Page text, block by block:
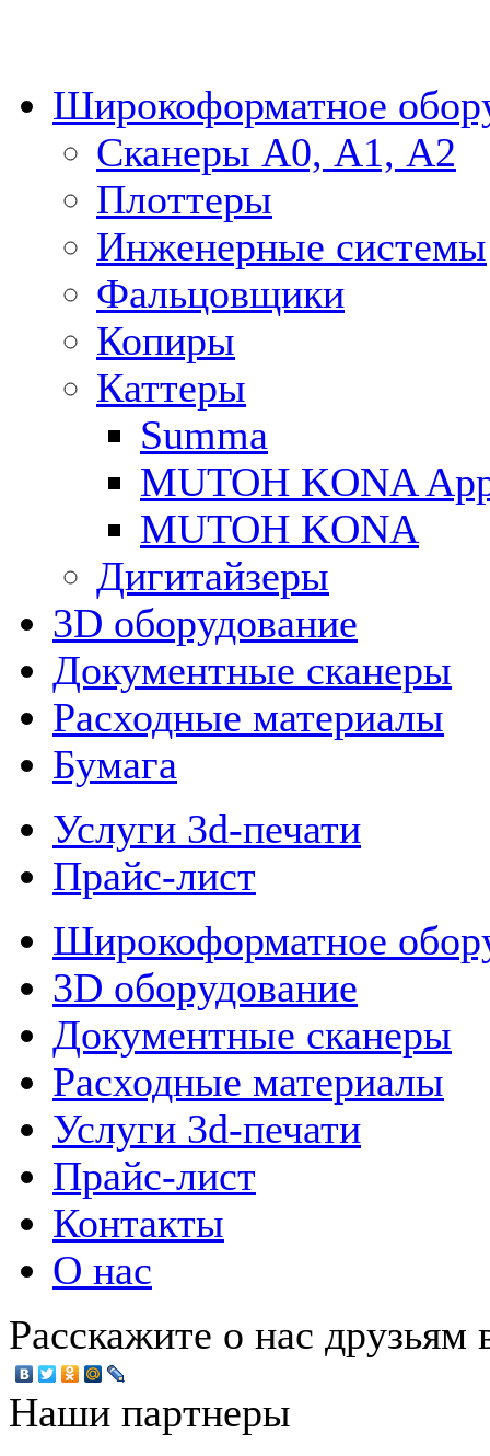
Широкоформатное
Сканеры А0, А1, А2
Плоттеры
Инженерные системы
Фальцовщики
Копиры
Каттеры
Summa
MUTOH KONA
MUTOH KONA
Дигитайзеры
3D оборудование
Документные сканеры
Расходные материалы
Бумага
Услуги 3d-печати
Прайс-лист
Широкоформатное
3D оборудование
Документные сканеры
Расходные материалы
Услуги 3d-печати
Прайс-лист
Контакты
О нас
Расскажите о нас друзьям
Наши партнеры